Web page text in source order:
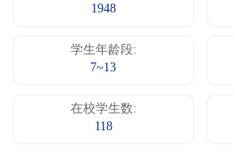
1948
学生年龄段:
7~13
在校学生数:
118